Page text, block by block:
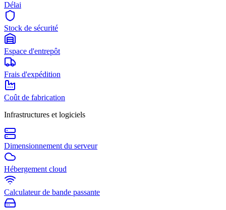
Délai
Stock de sécurité
Espace d'entrepôt
Frais d'expédition
Coût de fabrication
Infrastructures et logiciels
Dimensionnement du serveur
Hébergement cloud
Calculateur de bande passante